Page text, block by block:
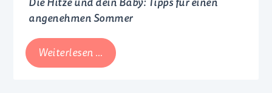
angenehmen Sommer
Weiterlesen … Die
Hitze